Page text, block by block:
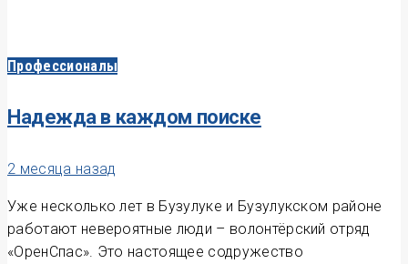
Профессионалы
Надежда в каждом поиске
2 месяца назад
Уже несколько лет в Бузулуке и Бузулукском районе
работают невероятные люди – волонтёрский отряд
«ОренСпас». Это настоящее содружество